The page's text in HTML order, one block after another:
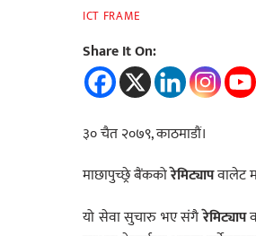
ICT FRAME
Share It On:
३० चैत २०७९, काठमाडौं।
माछापुच्छ्रे बैंककोरेमिट्यापवालेट
यो सेवा सुचारु भए संगैरेमिट्याप